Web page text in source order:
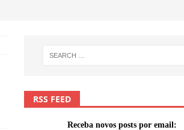
RSS FEED
Receba novos posts por email: